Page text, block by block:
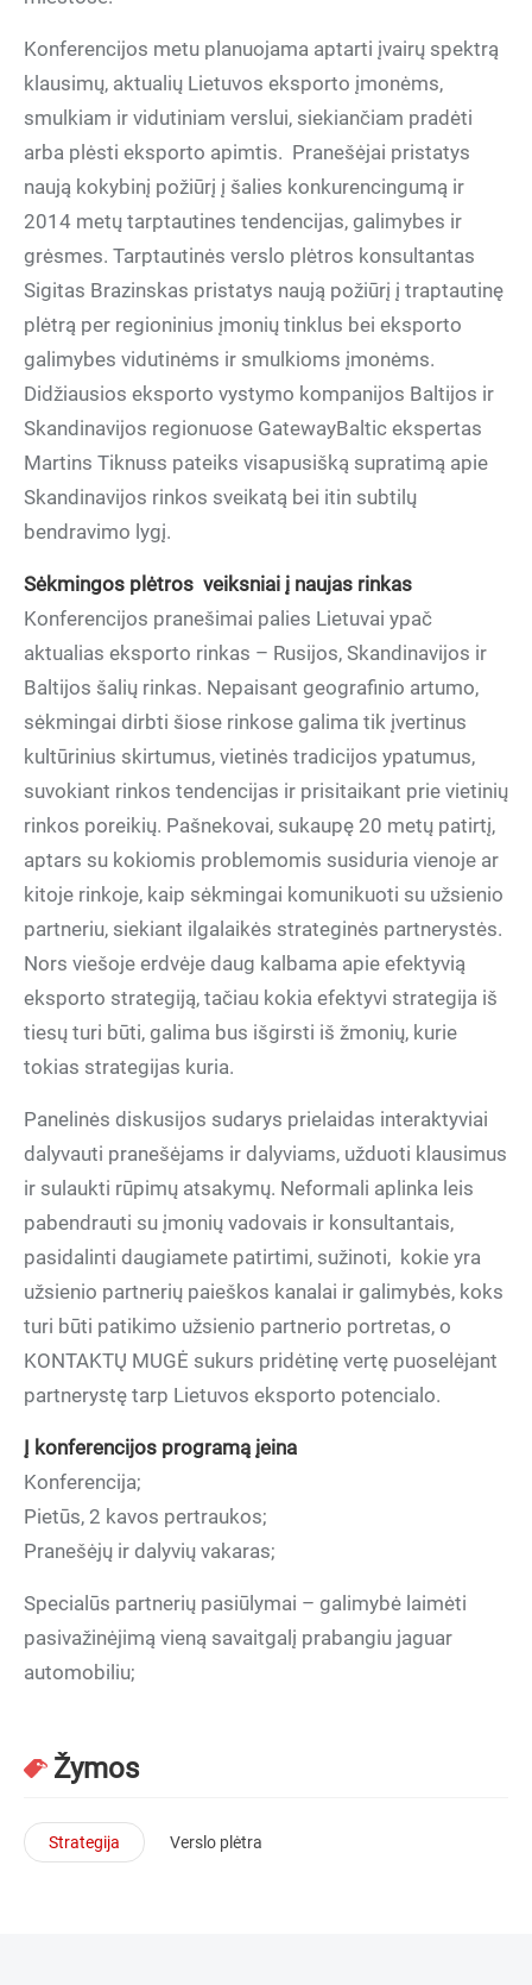
Konferencijos metu planuojama aptarti įvairų spektrą
klausimų, aktualių Lietuvos eksporto įmonėms,
smulkiam ir vidutiniam verslui, siekiančiam pradėti
arba plėsti eksporto apimtis. Pranešėjai pristatys
naują kokybinį požiūrį į šalies konkurencingumą ir
2014 metų tarptautines tendencijas, galimybes ir
grėsmes. Tarptautinės verslo plėtros konsultantas
Sigitas Brazinskas pristatys naują požiūrį į traptautinę
plėtrą per regioninius įmonių tinklus bei eksporto
galimybes vidutinėms ir smulkioms įmonėms.
Didžiausios eksporto vystymo kompanijos Baltijos ir
Skandinavijos regionuose GatewayBaltic ekspertas
Martins Tiknuss pateiks visapusišką supratimą apie
Skandinavijos rinkos sveikatą bei itin subtilų
bendravimo lygį.
Sėkmingos plėtros veiksniai į naujas rinkas
Konferencijos pranešimai palies Lietuvai ypač
aktualias eksporto rinkas – Rusijos, Skandinavijos ir
Baltijos šalių rinkas. Nepaisant geografinio artumo,
sėkmingai dirbti šiose rinkose galima tik įvertinus
kultūrinius skirtumus, vietinės tradicijos ypatumus,
suvokiant rinkos tendencijas ir prisitaikant prie vietinių
rinkos poreikių. Pašnekovai, sukaupę 20 metų patirtį,
aptars su kokiomis problemomis susiduria vienoje ar
kitoje rinkoje, kaip sėkmingai komunikuoti su užsienio
partneriu, siekiant ilgalaikės strateginės partnerystės.
Nors viešoje erdvėje daug kalbama apie efektyvią
eksporto strategiją, tačiau kokia efektyvi strategija iš
tiesų turi būti, galima bus išgirsti iš žmonių, kurie
tokias strategijas kuria.
Panelinės diskusijos sudarys prielaidas interaktyviai
dalyvauti pranešėjams ir dalyviams, užduoti klausimus
ir sulaukti rūpimų atsakymų. Neformali aplinka leis
pabendrauti su įmonių vadovais ir konsultantais,
pasidalinti daugiamete patirtimi, sužinoti, kokie yra
užsienio partnerių paieškos kanalai ir galimybės, koks
turi būti patikimo užsienio partnerio portretas, o
KONTAKTŲ MUGĖ sukurs pridėtinę vertę puoselėjant
partnerystę tarp Lietuvos eksporto potencialo.
Į konferencijos programą įeina
Konferencija;
Pietūs, 2 kavos pertraukos;
Pranešėjų ir dalyvių vakaras;
Specialūs partnerių pasiūlymai – galimybė laimėti
pasivažinėjimą vieną savaitgalį prabangiu jaguar
automobiliu;
Žymos
Strategija Verslo plėtra